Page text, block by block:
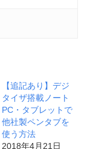
【追記あり】デジ
タイザ搭載ノート
PC・タブレットで
他社製ペンタブを
使う方法
2018年4月21日